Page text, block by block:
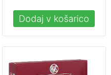
Dodaj v košarico